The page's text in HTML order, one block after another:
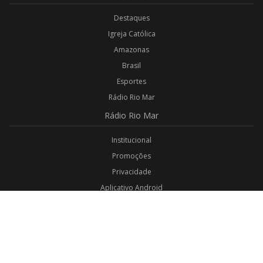
Destaques
Igreja Católica
Amazonas
Brasil
Esportes
Rádio Rio Mar
Rádio Rio Mar
Institucional
Promoções
Privacidade
Aplicativo Android